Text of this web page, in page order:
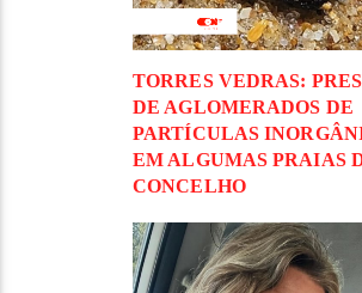
TORRES VEDRAS:
DE AGLOMERADOS DE
PARTÍCULAS
EM ALGUMAS PRAIAS
CONCELHO